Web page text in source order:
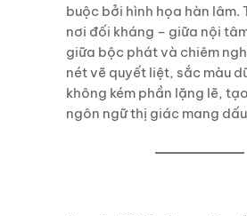
buộc bởi hình họa hàn lâm.
nơi đối kháng – giữa nội
giữa bộc phát và chiêm
nét vẽ quyết liệt, sắc màu
không kém phần lặng lẽ,
ngôn ngữ thị giác mang